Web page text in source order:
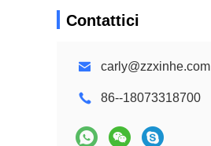
Contattici
carly@zzxinhe.com
86--18073318700